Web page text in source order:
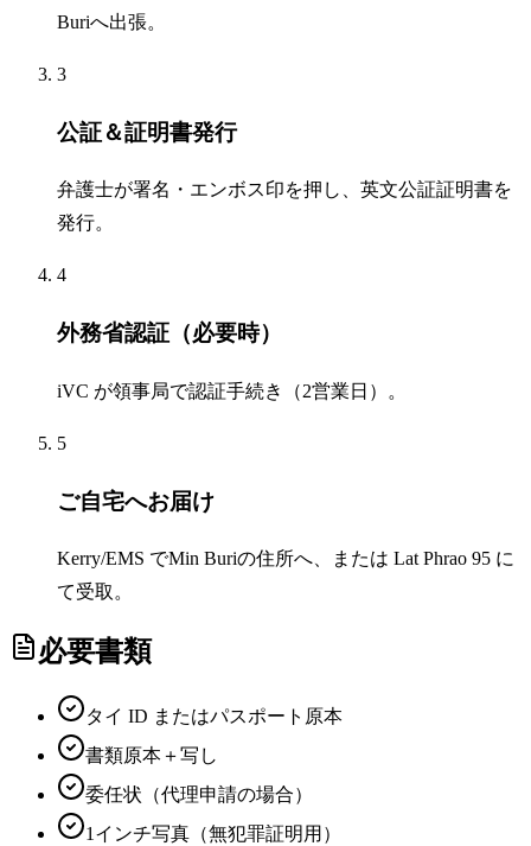
Buriへ出張。
3
公証＆証明書発行
弁護士が署名・エンボス印を押し、英文公証証明書を
発行。
4
外務省認証（必要時）
iVC が領事局で認証手続き（2営業日）。
5
ご自宅へお届け
Kerry/EMS でMin Buriの住所へ、または Lat Phrao 95 に
て受取。
必要書類
タイ ID またはパスポート原本
書類原本＋写し
委任状（代理申請の場合）
1インチ写真（無犯罪証明用）